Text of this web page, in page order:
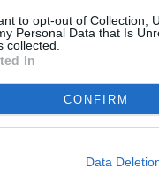
to opt-out of Collection,
Personal Data that Is
collected.
In
CONFIRM
Data